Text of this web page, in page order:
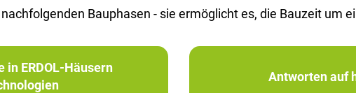
Bau­pha­sen - sie er­mög­licht es, die Bau­zeit um
in ERDOL-Häusern
Antworten auf